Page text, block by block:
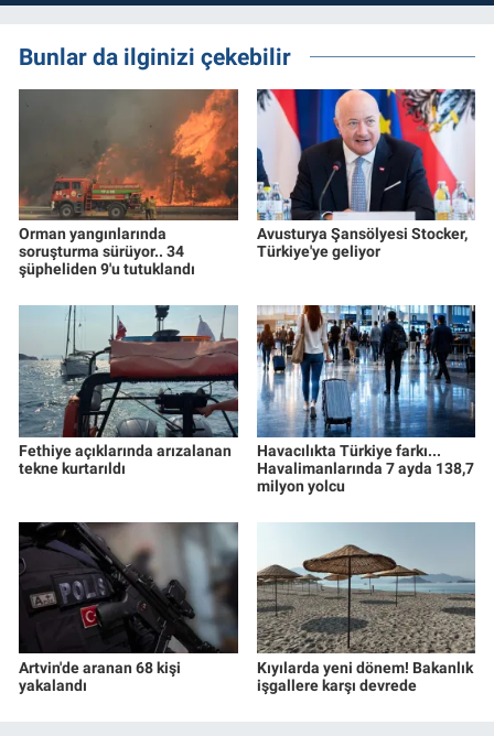
Bunlar da ilginizi çekebilir
Orman yangınlarında
soruşturma sürüyor.. 34
şüpheliden 9'u tutuklandı
Avusturya Şansölyesi Stocker,
Türkiye'ye geliyor
Fethiye açıklarında arızalanan
tekne kurtarıldı
Havacılıkta Türkiye farkı...
Havalimanlarında 7 ayda 138,7
milyon yolcu
Artvin'de aranan 68 kişi
yakalandı
Kıyılarda yeni dönem! Bakanlık
işgallere karşı devrede